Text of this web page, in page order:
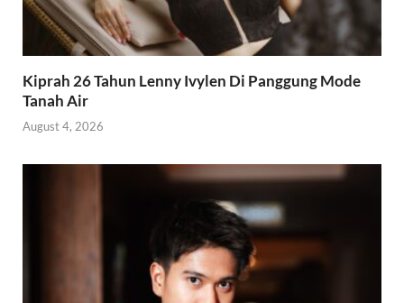
Kiprah 26 Tahun Lenny Ivylen Di Panggung Mode
Tanah Air
August 4, 2026